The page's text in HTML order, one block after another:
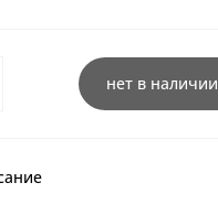
нет в наличии